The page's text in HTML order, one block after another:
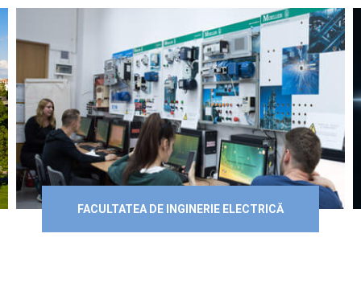
FACULTATEA DE INGINERIE ELECTRICĂ